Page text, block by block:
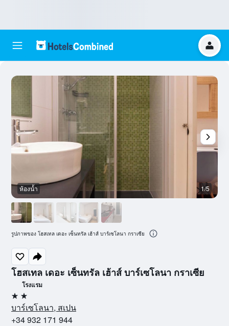
โฮสเทล เดอะ เซ็นทรัล เฮ้าส์ บาร์เซโลนา กราเซีย
โรงแรม
2 ดาว
บาร์เซโลนา, สเปน
+34 932 171 944
ห้องน้ำ 1/5
รูปภาพของ โฮสเทล เดอะ เซ็นทรัล เฮ้าส์ บาร์เซโลนา กราเซีย